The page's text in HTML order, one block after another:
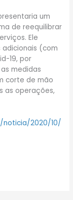
um
de reequilibrar
Ele
(com
19, por
medidas
corte de mão
as operações,
noticia/2020/10/